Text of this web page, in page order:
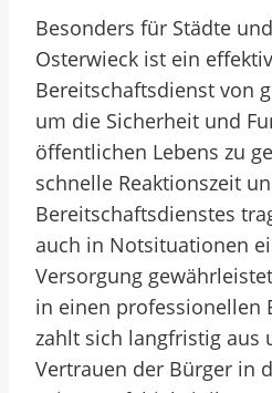
Besonders für Städte
Osterwieck ist ein
Bereitschaftsdienst von
um die Sicherheit und
öffentlichen Lebens zu
schnelle Reaktionszeit
Bereitschaftsdienstes
auch in Notsituationen
Versorgung
in einen professionellen
zahlt sich langfristig aus
Vertrauen der Bürger in